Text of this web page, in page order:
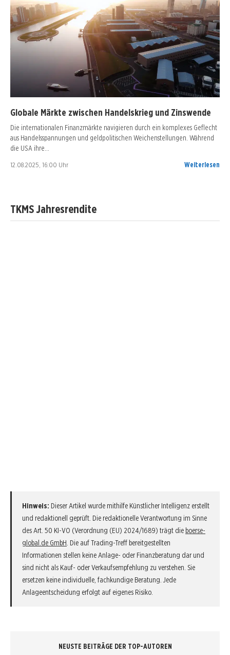
Globale Märkte zwischen Handelskrieg und Zinswende
Die internationalen Finanzmärkte navigieren durch ein komplexes Geflecht
aus Handelsspannungen und geldpolitischen Weichenstellungen. Während
die USA ihre…
12.08.2025, 16:00 Uhr Weiterlesen
TKMS Jahresrendite
Hinweis: Dieser Artikel wurde mithilfe Künstlicher Intelligenz erstellt
und redaktionell geprüft. Die redaktionelle Verantwortung im Sinne
des Art. 50 KI-VO (Verordnung (EU) 2024/1689) trägt die boerse-
global.de GmbH. Die auf Trading-Treff bereitgestellten
Informationen stellen keine Anlage- oder Finanzberatung dar und
sind nicht als Kauf- oder Verkaufsempfehlung zu verstehen. Sie
ersetzen keine individuelle, fachkundige Beratung. Jede
Anlageentscheidung erfolgt auf eigenes Risiko.
NEUSTE BEITRÄGE DER TOP-AUTOREN